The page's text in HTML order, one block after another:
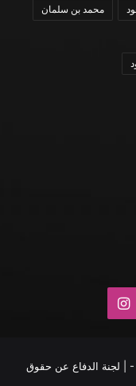
محمد بن سلمان
انستقرام
© Copyright 2026, All Rights Reserved - | لجنة الدفاع عن حقوق